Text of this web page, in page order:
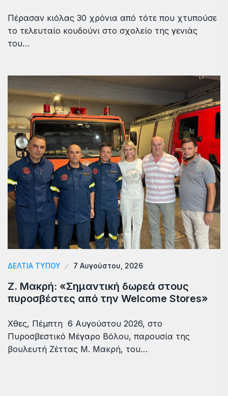
Πέρασαν κιόλας 30 χρόνια από τότε που χτυπούσε
το τελευταίο κουδούνι στο σχολείο της γενιάς
του…
ΔΕΛΤΙΑ ΤΥΠΟΥ 7 Αυγούστου, 2026
Ζ. Μακρή: «Σημαντική δωρεά στους
πυροσβέστες από την Welcome Stores»
Χθες, Πέμπτη 6 Αυγούστου 2026, στο
Πυροσβεστικό Μέγαρο Βόλου, παρουσία της
βουλευτή Ζέττας Μ. Μακρή, του…